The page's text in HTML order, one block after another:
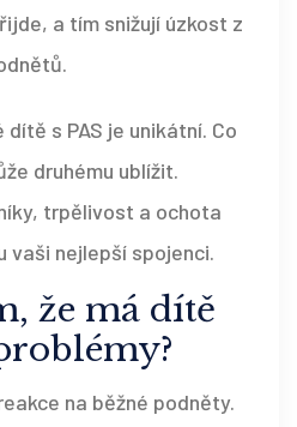
a tím snižují úzkost z
s PAS je unikátní. Co
druhému ublížit.
trpělivost a ochota
vaši nejlepší spojenci.
že má dítě
na běžné podněty.